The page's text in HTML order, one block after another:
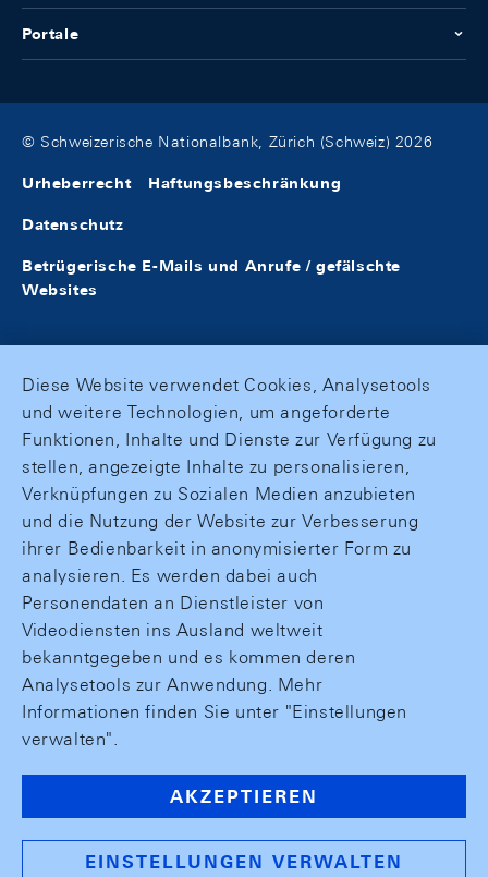
Portale
© Schweizerische Nationalbank, Zürich (Schweiz) 2026
Urheberrecht Haftungsbeschränkung
Datenschutz
Betrügerische E-Mails und Anrufe / gefälschte
Websites
Diese Website verwendet Cookies, Analysetools
und weitere Technologien, um angeforderte
Funktionen, Inhalte und Dienste zur Verfügung zu
stellen, angezeigte Inhalte zu personalisieren,
Verknüpfungen zu Sozialen Medien anzubieten
und die Nutzung der Website zur Verbesserung
ihrer Bedienbarkeit in anonymisierter Form zu
analysieren. Es werden dabei auch
Personendaten an Dienstleister von
Videodiensten ins Ausland weltweit
bekanntgegeben und es kommen deren
Analysetools zur Anwendung. Mehr
Informationen finden Sie unter "Einstellungen
verwalten".
AKZEPTIEREN
EINSTELLUNGEN VERWALTEN